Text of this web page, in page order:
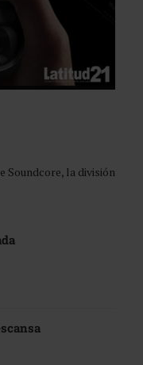
Soundcore, la división